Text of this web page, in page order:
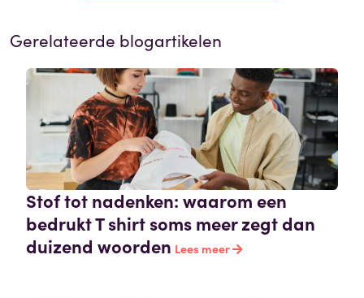
Gerelateerde blogartikelen
Stof tot nadenken: waarom een
bedrukt T shirt soms meer zegt dan
duizend woorden Lees meer